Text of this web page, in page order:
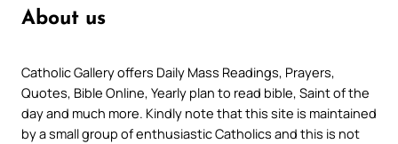
About us
Catholic Gallery offers Daily Mass Readings, Prayers,
Quotes, Bible Online, Yearly plan to read bible, Saint of the
day and much more. Kindly note that this site is maintained
by a small group of enthusiastic Catholics and this is not